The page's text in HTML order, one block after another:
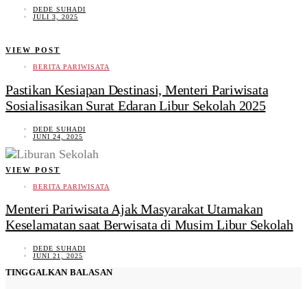
DEDE SUHADI
JULI 3, 2025
VIEW POST
BERITA PARIWISATA
Pastikan Kesiapan Destinasi, Menteri Pariwisata
Sosialisasikan Surat Edaran Libur Sekolah 2025
DEDE SUHADI
JUNI 24, 2025
VIEW POST
BERITA PARIWISATA
Menteri Pariwisata Ajak Masyarakat Utamakan
Keselamatan saat Berwisata di Musim Libur Sekolah
DEDE SUHADI
JUNI 21, 2025
TINGGALKAN BALASAN